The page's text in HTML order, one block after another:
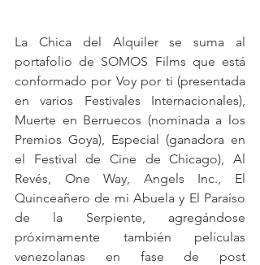
La Chica del Alquiler se suma al
portafolio de SOMOS Films que está
conformado por Voy por ti (presentada
en varios Festivales Internacionales),
Muerte en Berruecos (nominada a los
Premios Goya), Especial (ganadora en
el Festival de Cine de Chicago), Al
Revés, One Way, Angels Inc., El
Quinceañero de mi Abuela y El Paraíso
de la Serpiente, agregándose
próximamente también películas
venezolanas en fase de post